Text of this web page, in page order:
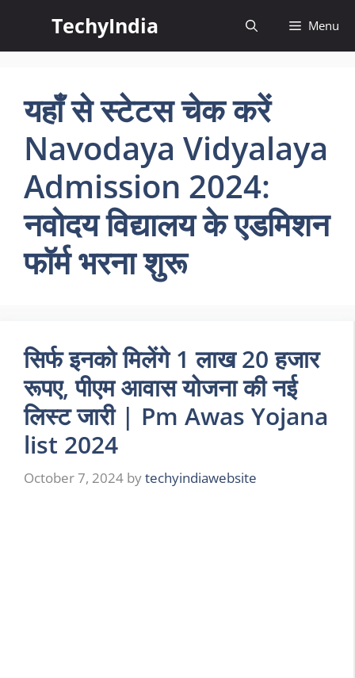
content
TechyIndia Menu
यहाँ से स्टेटस चेक करें
Navodaya Vidyalaya
Admission 2024:
नवोदय विद्यालय के एडमिशन
फॉर्म भरना शुरू
सिर्फ इनको मिलेंगे 1 लाख 20 हजार
रूपए, पीएम आवास योजना की नई
लिस्ट जारी | Pm Awas Yojana
list 2024
October 7, 2024 bytechyindiawebsite